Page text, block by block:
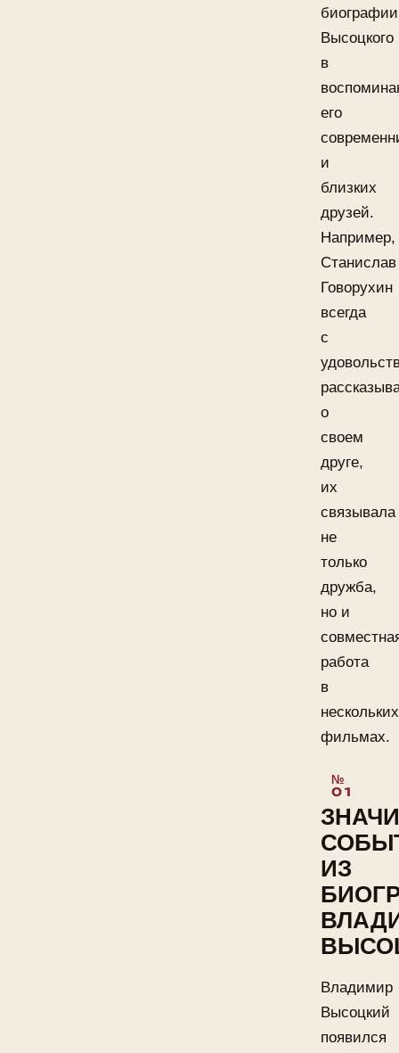
биографии
Высоцкого
в
его
и
близких
друзей.
Например,
Станислав
Говорухин
всегда
с
о
своем
друге,
их
связывала
не
только
дружба,
но и
работа
в
нескольких
фильмах.
ИЗ
Владимир
Высоцкий
появился